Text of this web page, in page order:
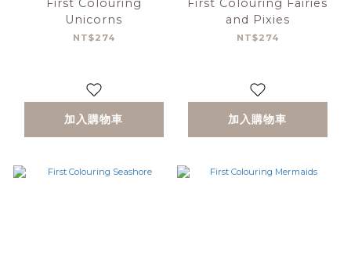
First Colouring
Unicorns
NT$274
加入購物車
First Colouring Fairies
and Pixies
NT$274
加入購物車